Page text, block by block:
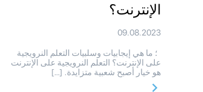
الإنترنت؟
09.08.2023
؛ ما هي إيجابيات وسلبيات التعلم النرويجية
على الإنترنت؟ التعلم النرويجية على الإنترنت
هو خيار أصبح شعبية متزايدة. […]